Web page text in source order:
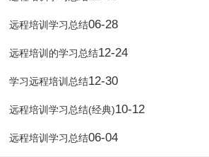
远程培训学习总结06-28
远程培训的学习总结12-24
学习远程培训总结12-30
远程培训学习总结(经典)10-12
远程培训学习总结06-04